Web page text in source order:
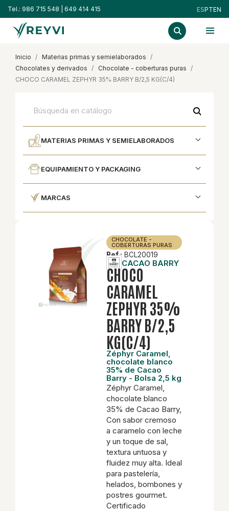
Tel.: 986 715 548 649 414 415 ESPTEN
inicio
materias primas y semielaborados
chocolates y derivados
chocolate - coberturas puras
CHOCO CARAMEL ZEPHYR 35% BARRY B/2,5 KG(C/4)
search
MATERIAS PRIMAS Y SEMIELABORADOS
EQUIPAMIENTO Y PACKAGING
MARCAS
CHOCOLATE -
COBERTURAS PURAS
Ref.: BCL20019
CACAO BARRY
CHOCO
CARAMEL
ZEPHYR 35%
BARRY B/2,5
KG(C/4)
Zéphyr Caramel,
chocolate blanco
35% de Cacao
Barry - Bolsa 2,5 kg
Zéphyr Caramel,
chocolate blanco
35% de Cacao Barry,
Con sabor cremoso
a caramelo con leche
y un toque de sal,
textura untuosa y
fluidez muy alta. Ideal
para pastelería,
helados, bombones y
postres gourmet.
Certificado